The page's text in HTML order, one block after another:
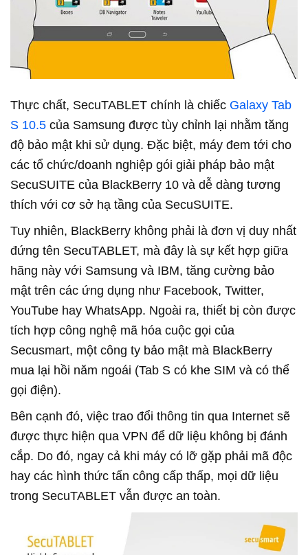
Thực chất, SecuTABLET chính là chiếc Galaxy Tab
S 10.5 của Samsung được tùy chỉnh lại nhằm tăng
độ bảo mật khi sử dụng. Đặc biệt, máy đem tới cho
các tổ chức/doanh nghiệp gói giải pháp bảo mật
SecuSUITE của BlackBerry 10 và dễ dàng tương
thích với cơ sở hạ tầng của SecuSUITE.
Tuy nhiên, BlackBerry không phải là đơn vị duy nhất
đứng tên SecuTABLET, mà đây là sự kết hợp giữa
hãng này với Samsung và IBM, tăng cường bảo
mật trên các ứng dụng như Facebook, Twitter,
YouTube hay WhatsApp. Ngoài ra, thiết bị còn được
tích hợp công nghệ mã hóa cuộc gọi của
Secusmart, một công ty bảo mật mà BlackBerry
mua lại hồi năm ngoái (Tab S có khe SIM và có thể
gọi điện).
Bên cạnh đó, việc trao đổi thông tin qua Internet sẽ
được thực hiện qua VPN để dữ liệu không bị đánh
cắp. Do đó, ngay cả khi máy có lỡ gặp phải mã độc
hay các hình thức tấn công cấp thấp, mọi dữ liệu
trong SecuTABLET vẫn được an toàn.